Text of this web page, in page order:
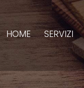
HOME SERVIZI